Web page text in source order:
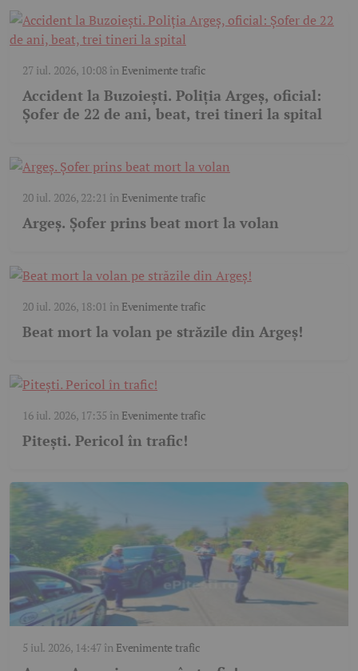
27 iul. 2026, 10:08în Evenimente trafic
Accident la Buzoiești. Poliția Argeș, oficial:
Șofer de 22 de ani, beat, trei tineri la spital
20 iul. 2026, 22:21 în Evenimente trafic
Argeș. Șofer prins beat mort la volan
20 iul. 2026, 18:01 în Evenimente trafic
Beat mort la volan pe străzile din Argeș!
16 iul. 2026, 17:35 în Evenimente trafic
Pitești. Pericol în trafic!
5 iul. 2026, 14:47în Evenimente trafic